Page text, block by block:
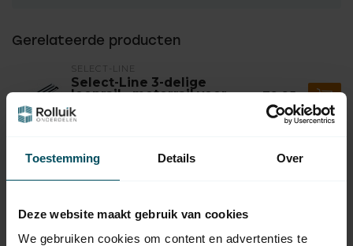
Toestemming Details Over
Deze website maakt gebruik van cookies
We gebruiken cookies om content en advertenties te
Gerelateerde producten
SELECT-LINE
Select-Line 3-delige
looprail - motorrail voor
Select-Line aandrijving
Op voorraad
79,95
SELECT-LINE
Select-Line Handzender 4-
Op voorraad